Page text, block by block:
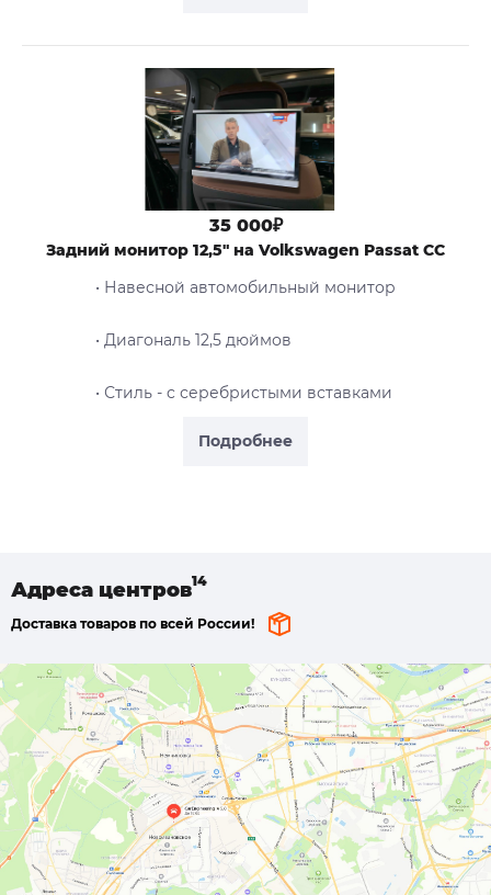
Подробнее
35 000₽
Задний монитор 12,5" на Volkswagen Passat CC
• Навесной автомобильный монитор
• Диагональ 12,5 дюймов
• Стиль - c серебристыми вставками
Адреса центров
Доставка товаров по всей России!